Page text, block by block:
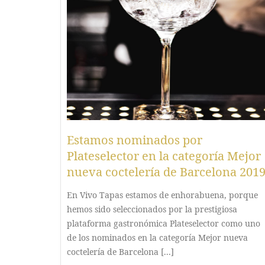
Estamos nominados por
Plateselector en la categoría Mejor
nueva coctelería de Barcelona 2019
En Vivo Tapas estamos de enhorabuena, porque
hemos sido seleccionados por la prestigiosa
plataforma gastronómica Plateselector como uno
de los nominados en la categoría Mejor nueva
coctelería de Barcelona [...]